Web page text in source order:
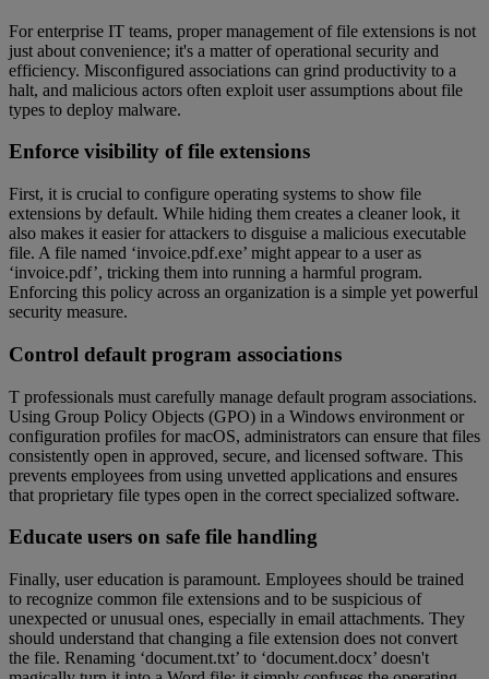
For enterprise IT teams, proper management of file extensions is not
just about convenience; it's a matter of operational security and
efficiency. Misconfigured associations can grind productivity to a
halt, and malicious actors often exploit user assumptions about file
types to deploy malware.
Enforce visibility of file extensions
First, it is crucial to configure operating systems to show file
extensions by default. While hiding them creates a cleaner look, it
also makes it easier for attackers to disguise a malicious executable
file. A file named ‘invoice.pdf.exe’ might appear to a user as
‘invoice.pdf’, tricking them into running a harmful program.
Enforcing this policy across an organization is a simple yet powerful
security measure.
Control default program associations
T professionals must carefully manage default program associations.
Using Group Policy Objects (GPO) in a Windows environment or
configuration profiles for macOS, administrators can ensure that files
consistently open in approved, secure, and licensed software. This
prevents employees from using unvetted applications and ensures
that proprietary file types open in the correct specialized software.
Educate users on safe file handling
Finally, user education is paramount. Employees should be trained
to recognize common file extensions and to be suspicious of
unexpected or unusual ones, especially in email attachments. They
should understand that changing a file extension does not convert
the file. Renaming ‘document.txt’ to ‘document.docx’ doesn't